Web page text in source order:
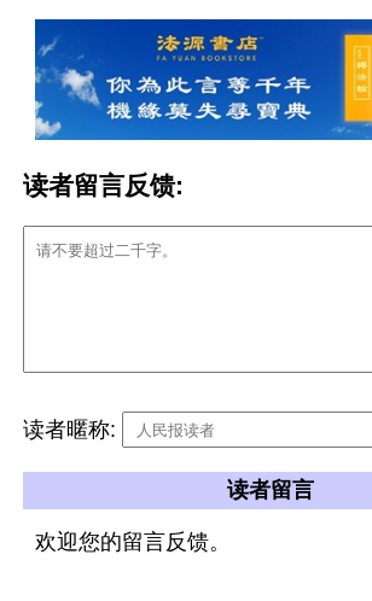
读者留言反馈:
读者暱称:
读者留言
欢迎您的留言反馈。